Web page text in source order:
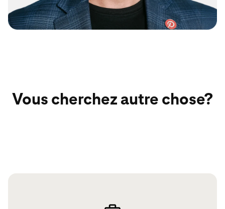
Vous cherchez autre chose?